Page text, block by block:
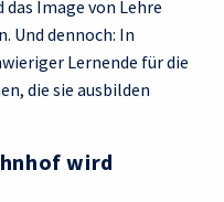
Image von Lehre
Und dennoch: In
Lernende für die
die sie ausbilden
wird